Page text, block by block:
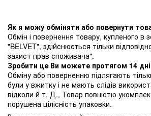
Як я можу обміняти або повернути
Обмін і повернення товару, купленого в
"BELVET", здійснюється тільки
захист прав споживача".
Зробити це Ви можете протягом 14
Обміну або поверненню підлягають
були у вжитку і не мають слідів
відколи й т. Д., Товар повністю
порушена цілісність упаковки.